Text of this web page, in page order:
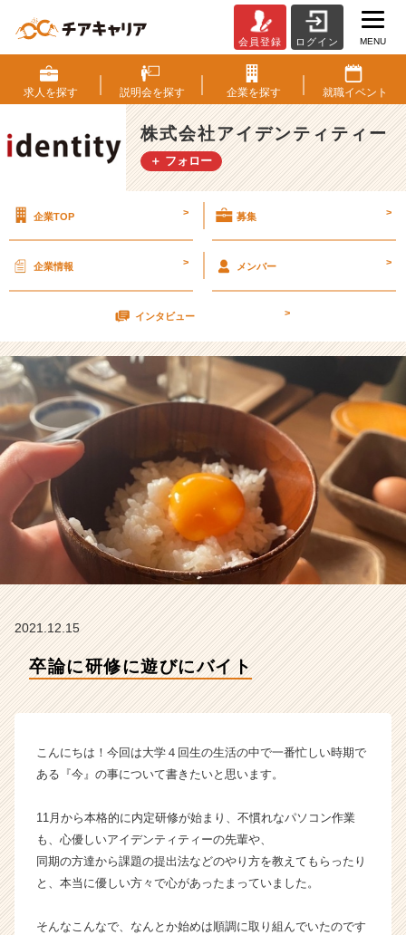
論
に
研
修
に
遊
イ
式
会
ア
イ
デ
テ
ィ
ー
の
タ
イ
ム
|
ベ
チ
ー・
成
企
か
ら
ス
ウ
会員登録 ログイン MENU
求人を探す 説明会を探す 企業を探す 就職イベント
株式会社アイデンティティー
＋ フォロー
企業TOP > 募集 >
企業情報 > メンバー >
インタビュー >
2021.12.15
卒論に研修に遊びにバイト
こんにちは！今回は大学４回生の生活の中で一番忙しい時期で
ある『今』の事について書きたいと思います。
11月から本格的に内定研修が始まり、不慣れなパソコン作業
も、心優しいアイデンティティーの先輩や、
同期の方達から課題の提出法などのやり方を教えてもらったり
と、本当に優しい方々で心があったまっていました。
そんなこんなで、なんとか始めは順調に取り組んでいたのです